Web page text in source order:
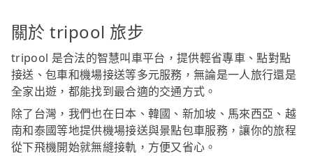
關於 tripool 旅步
tripool 是合法的智慧叫車平台，提供輕省專車、點對點
接送、包車和機場接送等多元服務，無論是一人旅行還是
全家出遊，都能找到最合適的交通方式。
除了台灣，我們也在日本、韓國、新加坡、馬來西亞、越
南和泰國等地提供機場接送與景點包車服務，讓你的旅程
從下飛機開始就無縫接軌，方便又省心。